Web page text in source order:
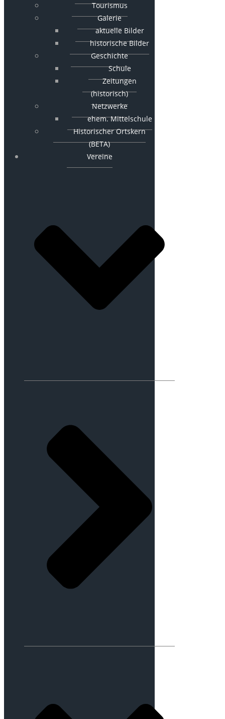
Tourismus
Galerie
aktuelle Bilder
historische Bilder
Geschichte
Schule
Zeitungen
(historisch)
Netzwerke
ehem. Mittelschule
Historischer Ortskern
(BETA)
Vereine